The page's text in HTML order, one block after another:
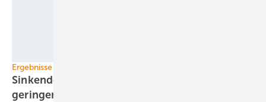
Ergebnisse des ersten Halbjahres
Sinkende Photovoltaikpreise sorgen für
geringere